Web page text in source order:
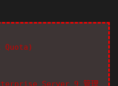
Quota)
Server 9 管理